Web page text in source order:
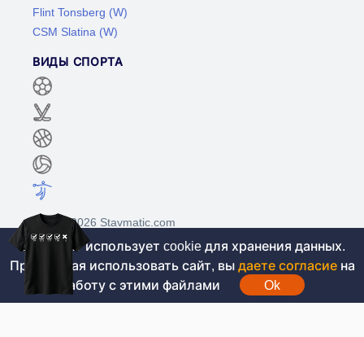
Flint Tonsberg (W)
CSM Slatina (W)
ВИДЫ СПОРТА
©2017-2026 Stavmatic.com
Для лиц старше 18 лет. На сайте не
проводятся игры на денежные средства, вся
Этот сайт использует cookie для хранения данных.
Продолжая использовать сайт, вы даете согласие на
работу с этими файлами
Ok